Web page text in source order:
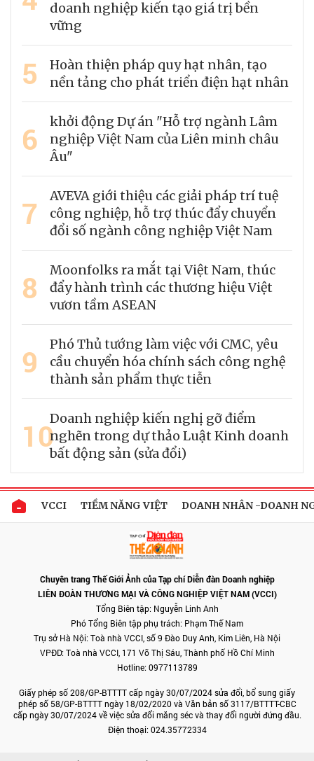
doanh nghiệp kiến tạo giá trị bền
vững
5
Hoàn thiện pháp quy hạt nhân, tạo
nền tảng cho phát triển điện hạt nhân
6
khởi động Dự án "Hỗ trợ ngành Lâm
nghiệp Việt Nam của Liên minh châu
Âu"
7
AVEVA giới thiệu các giải pháp trí tuệ
công nghiệp, hỗ trợ thúc đẩy chuyển
đổi số ngành công nghiệp Việt Nam
8
Moonfolks ra mắt tại Việt Nam, thúc
đẩy hành trình các thương hiệu Việt
vươn tầm ASEAN
9
Phó Thủ tướng làm việc với CMC, yêu
cầu chuyển hóa chính sách công nghệ
thành sản phẩm thực tiễn
10Doanh nghiệp kiến nghị gỡ điểm
nghẽn trong dự thảo Luật Kinh doanh
bất động sản (sửa đổi)
VCCI TIỀM NĂNG VIỆT DOANH NHÂN -DOANH
Chuyên trang Thế Giới Ảnh của Tạp chí Diễn đàn Doanh nghiệp
LIÊN ĐOÀN THƯƠNG MẠI VÀ CÔNG NGHIỆP VIỆT NAM (VCCI)
Tổng Biên tập: Nguyễn Linh Anh
Phó Tổng Biên tập phụ trách: Phạm Thế Nam
Trụ sở Hà Nội: Toà nhà VCCI, số 9 Đào Duy Anh, Kim Liên, Hà Nội
VPĐD: Toà nhà VCCI, 171 Võ Thị Sáu, Thành phố Hồ Chí Minh
Hotline: 0977113789
Giấy phép số 208/GP-BTTTT cấp ngày 30/07/2024 sửa đổi, bổ sung giấy
phép số 58/GP-BTTTT ngày 18/02/2020 và Văn bản số 3117/BTTTT-CBC
cấp ngày 30/07/2024 về việc sửa đổi măng séc và thay đổi người đứng đầu.
Điện thoại: 024.35772334